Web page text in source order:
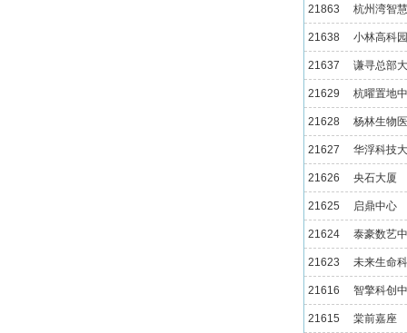
21863 杭州湾智
21638 小林高科
21637 谦寻总部
21629 杭曜置地
21628 杨林生物
21627 华浮科技
21626 央石大厦
21625 启鼎中心
21624 泰豪数艺
21623 未来生命
21616 智擎科创
21615 棠前嘉座